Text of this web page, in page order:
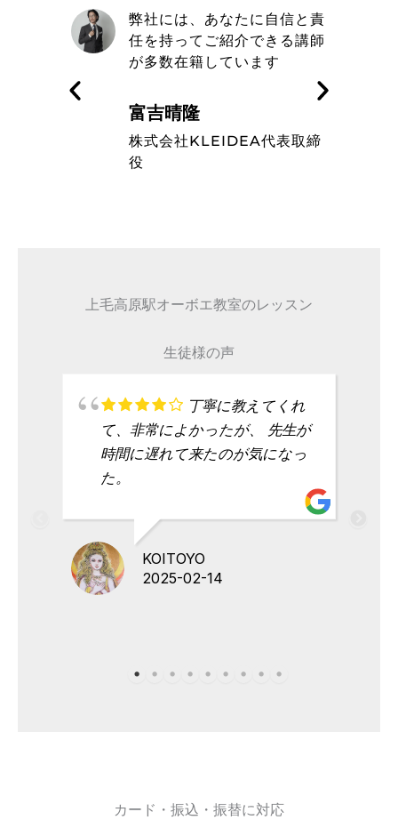
取材を通してトミヨシオーボ
エ教室の信念や在籍している
ミュージシャンのレベルの高
藤波辰爾
タレント
上毛高原駅オーボエ教室のレッスン
生徒様の声
丁寧に教えてくれ
て、非常によかったが、 先生が
時間に遅れて来たのが気になっ
た。
KOITOYO
2025-02-14
カード・振込・振替に対応